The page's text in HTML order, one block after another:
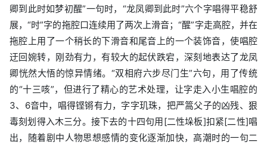
卿到此时如梦初醒”一句时，“龙凤卿到此时”六个字唱得平稳舒
展，“时”字的拖腔口连续用了两次上滑音；“醒”字走高腔，并在
拖腔上用了一个稍长的下滑音和尾音上的一个装饰音，使唱腔
迂回婉转，刚劲有力，有较大的起伏跌宕，深刻地表达了龙凤
卿恍然大悟的惊异情绪。“双相府六步尽门生”六句，用了传统
的“十三咳”，但进行了精心的艺术处理，让字走入小生唱腔的
3、6音中，唱得铿锵有力，字字玑珠，把严篙父子的凶残、狠
毒刻划得入木三分。接下去的十四句用[二性垛板]扣紧[二性]唱
出，随着剧中人物思想感情的变化逐渐加快，高潮时的一句二